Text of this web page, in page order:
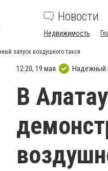
Новости
Недвижимость
запуск воздушного такси
12:20, 19 мая Надежный
В